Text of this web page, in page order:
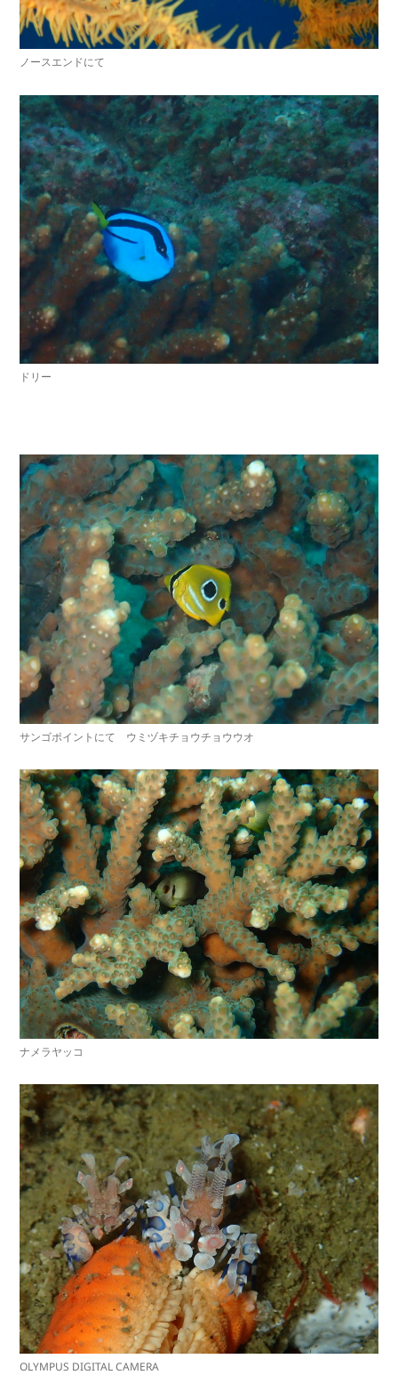
ノースエンドにて
ドリー
サンゴポイントにて ウミヅキチョウチョウウオ
ナメラヤッコ
OLYMPUS DIGITAL CAMERA